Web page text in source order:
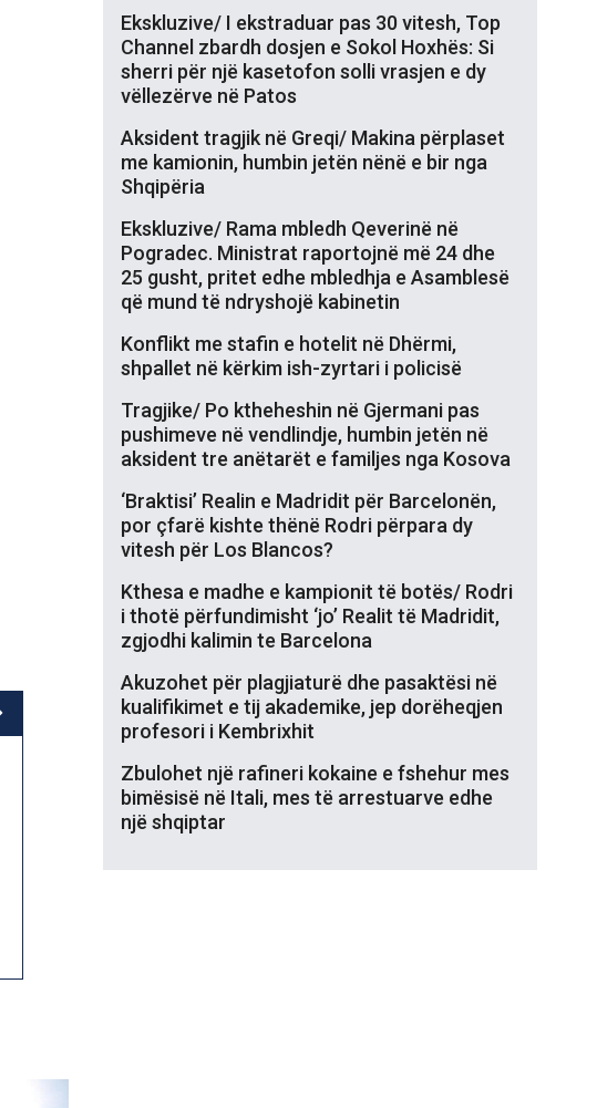
Ekskluzive/ I ekstraduar pas 30 vitesh, Top
Channel zbardh dosjen e Sokol Hoxhës: Si
sherri për një kasetofon solli vrasjen e dy
vëllezërve në Patos
Aksident tragjik në Greqi/ Makina përplaset
me kamionin, humbin jetën nënë e bir nga
Shqipëria
Ekskluzive/ Rama mbledh Qeverinë në
Pogradec. Ministrat raportojnë më 24 dhe
25 gusht, pritet edhe mbledhja e Asamblesë
që mund të ndryshojë kabinetin
Konflikt me stafin e hotelit në Dhërmi,
shpallet në kërkim ish-zyrtari i policisë
Tragjike/ Po ktheheshin në Gjermani pas
pushimeve në vendlindje, humbin jetën në
aksident tre anëtarët e familjes nga Kosova
‘Braktisi’ Realin e Madridit për Barcelonën,
por çfarë kishte thënë Rodri përpara dy
vitesh për Los Blancos?
Kthesa e madhe e kampionit të botës/ Rodri
i thotë përfundimisht ‘jo’ Realit të Madridit,
zgjodhi kalimin te Barcelona
Akuzohet për plagjiaturë dhe pasaktësi në
kualifikimet e tij akademike, jep dorëheqjen
profesori i Kembrixhit
Zbulohet një rafineri kokaine e fshehur mes
bimësisë në Itali, mes të arrestuarve edhe
një shqiptar